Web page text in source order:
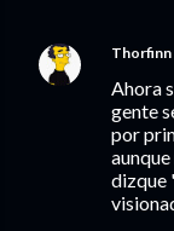
Thorfinn
Ahora
gente
por
dizque